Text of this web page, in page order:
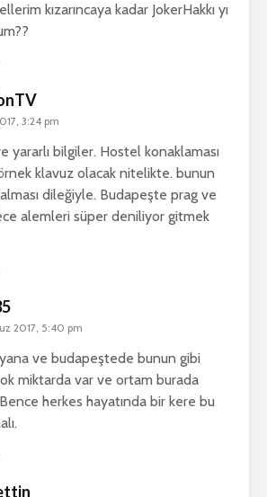
kızarıncaya kadar JokerHakkı yı
3:24 pm
yararlı bilgiler. Hostel konaklaması
klavuz olacak nitelikte. bunun
dileğiyle. Budapeşte prag ve
alemleri süper deniliyor gitmek
2017, 5:40 pm
ve budapeştede bunun gibi
miktarda var ve ortam burada
herkes hayatında bir kere bu